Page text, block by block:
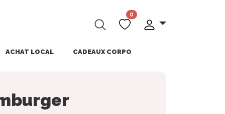
0
ACHAT LOCAL CADEAUX CORPO